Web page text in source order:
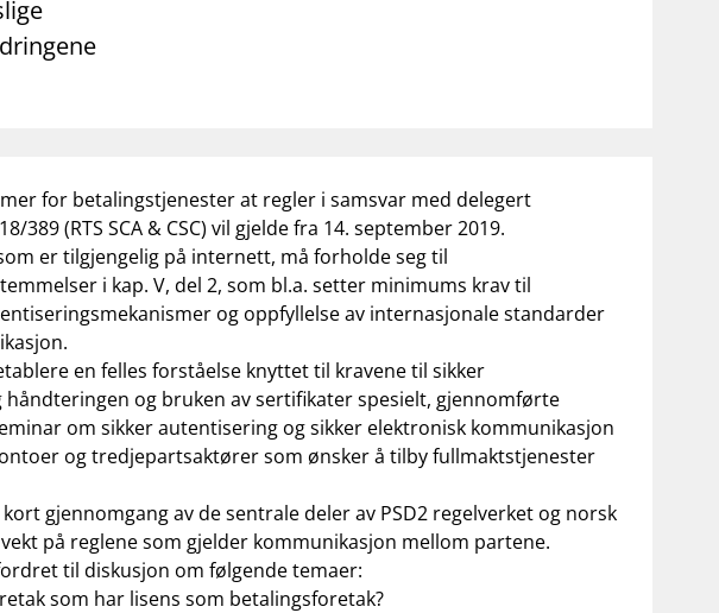
for betalingstjenester at regler i samsvar med delegert
389 (RTS SCA & CSC) vil gjelde fra 14. september 2019.
er tilgjengelig på internett, må forholde seg til
i kap. V, del 2, som bl.a. setter minimums krav til
og oppfyllelse av internasjonale standarder
en felles forståelse knyttet til kravene til sikker
og bruken av sertifikater spesielt, gjennomførte
om sikker autentisering og sikker elektronisk kommunikasjon
og tredjepartsaktører som ønsker å tilby fullmaktstjenester
gjennomgang av de sentrale deler av PSD2 regelverket og norsk
på reglene som gjelder kommunikasjon mellom partene.
til diskusjon om følgende temaer:
som har lisens som betalingsforetak?